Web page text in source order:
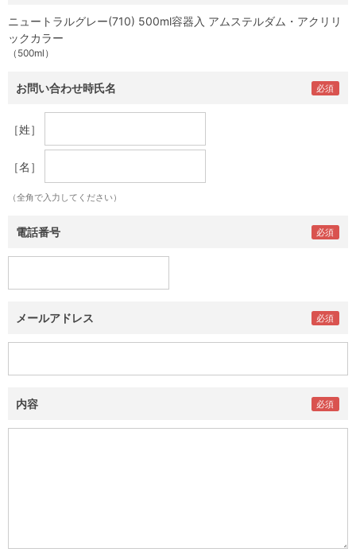
ニュートラルグレー(710) 500ml容器入 アムステルダム・アクリリ
ックカラー
（500ml）
お問い合わせ時氏名
［姓］
［名］
（全角で入力してください）
電話番号
メールアドレス
内容